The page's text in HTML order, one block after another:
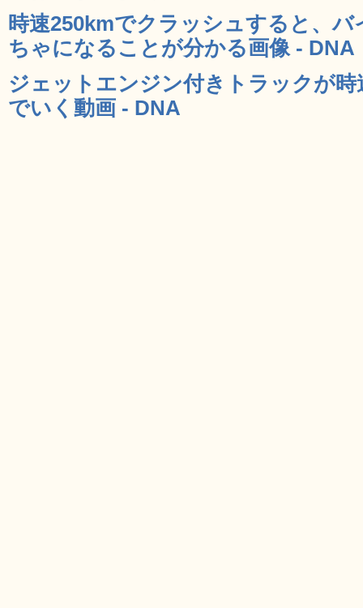
時速250kmでクラッシュすると、
ちゃになることが分かる画像 - DNA
ジェットエンジン付きトラックが
でいく動画 - DNA